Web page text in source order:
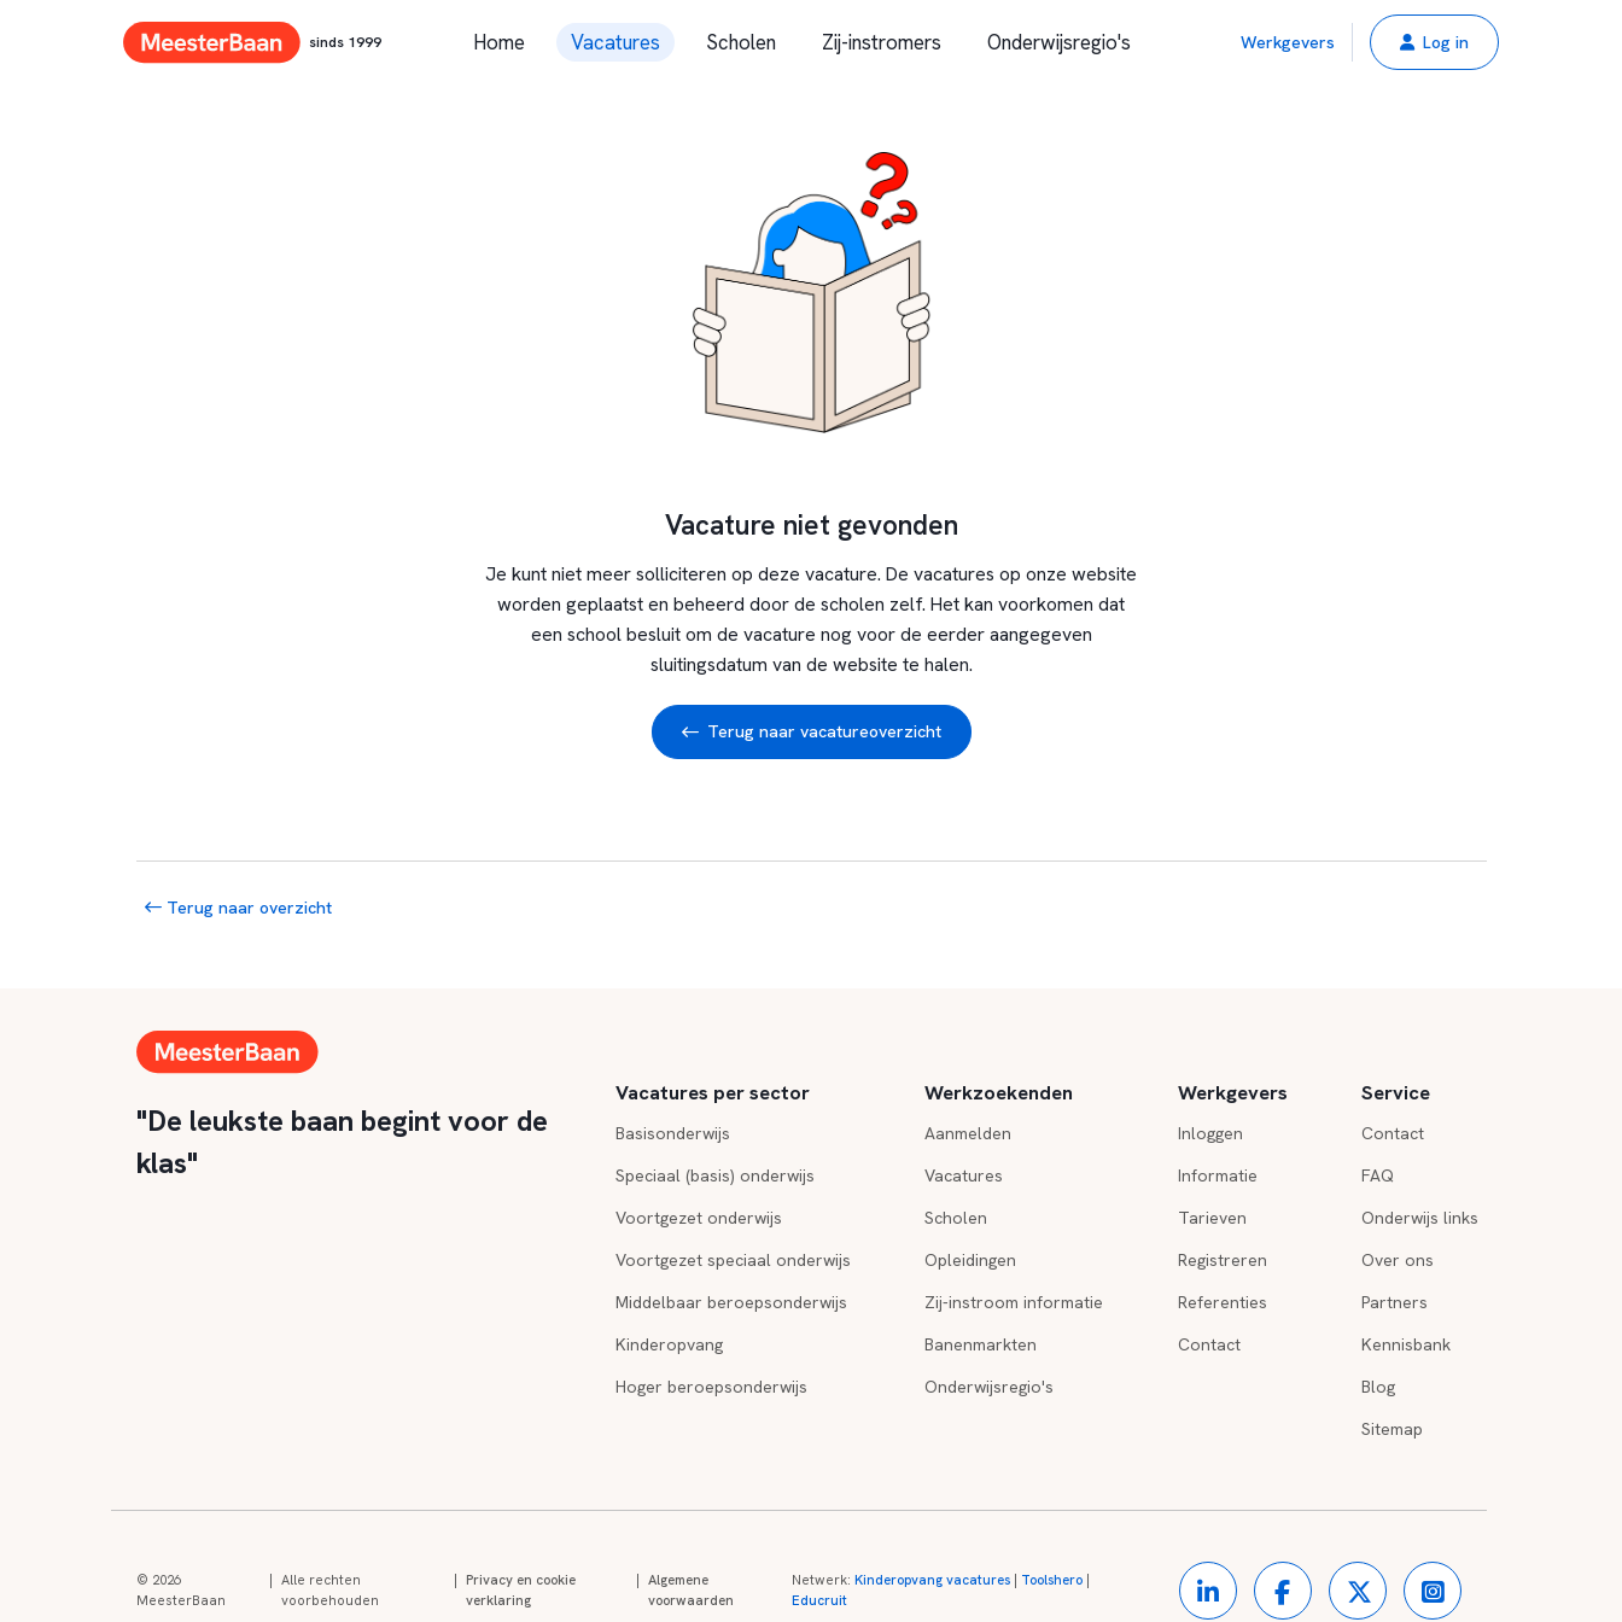
sinds 1999 Home Vacatures Scholen Zij-instromers Onderwijsregio's Werkgevers Log in
Vacature niet gevonden
Je kunt niet meer solliciteren op deze vacature. De vacatures op onze website
worden geplaatst en beheerd door de scholen zelf. Het kan voorkomen dat
een school besluit om de vacature nog voor de eerder aangegeven
sluitingsdatum van de website te halen.
Terug naar vacatureoverzicht
Terug naar overzicht
"De leukste baan begint voor de
klas"
Vacatures per sector
Basisonderwijs
Speciaal (basis) onderwijs
Voortgezet onderwijs
Voortgezet speciaal onderwijs
Middelbaar beroepsonderwijs
Kinderopvang
Hoger beroepsonderwijs
Werkzoekenden
Aanmelden
Vacatures
Scholen
Opleidingen
Zij-instroom informatie
Banenmarkten
Onderwijsregio's
Werkgevers
Inloggen
Informatie
Tarieven
Registreren
Referenties
Contact
Service
Contact
FAQ
Onderwijs links
Over ons
Partners
Kennisbank
Blog
Sitemap
© 2026
MeesterBaan
Alle rechten
voorbehouden
Privacy en cookie
verklaring
Algemene
voorwaarden
Netwerk: Kinderopvang vacatures| Toolshero|
Educruit